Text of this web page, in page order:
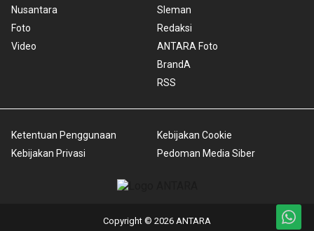
Nusantara
Foto
Video
Sleman
Redaksi
ANTARA Foto
BrandA
RSS
Ketentuan Penggunaan
Kebijakan Privasi
Kebijakan Cookie
Pedoman Media Siber
Copyright © 2026 ANTARA